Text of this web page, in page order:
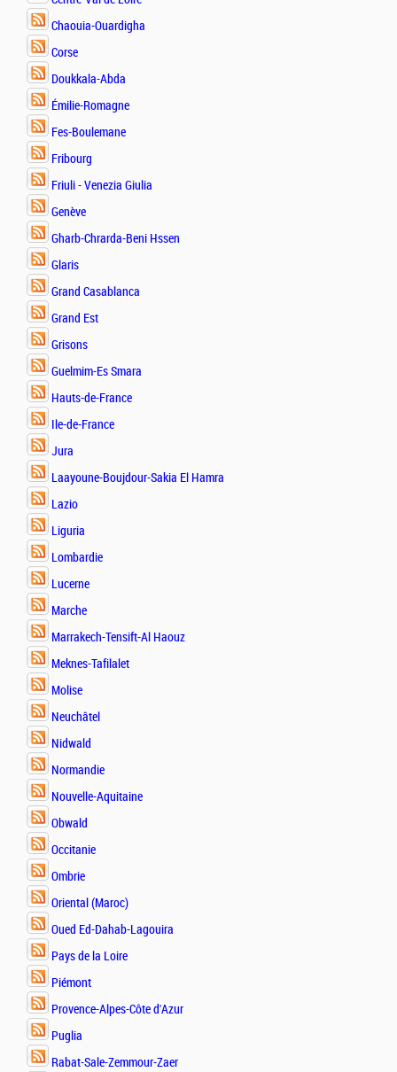
Chaouia-Ouardigha
Corse
Doukkala-Abda
Émilie-Romagne
Fes-Boulemane
Fribourg
Friuli - Venezia Giulia
Genève
Gharb-Chrarda-Beni Hssen
Glaris
Grand Casablanca
Grand Est
Grisons
Guelmim-Es Smara
Hauts-de-France
Ile-de-France
Jura
Laayoune-Boujdour-Sakia El Hamra
Lazio
Liguria
Lombardie
Lucerne
Marche
Marrakech-Tensift-Al Haouz
Meknes-Tafilalet
Molise
Neuchâtel
Nidwald
Normandie
Nouvelle-Aquitaine
Obwald
Occitanie
Ombrie
Oriental (Maroc)
Oued Ed-Dahab-Lagouira
Pays de la Loire
Piémont
Provence-Alpes-Côte d'Azur
Puglia
Rabat-Sale-Zemmour-Zaer